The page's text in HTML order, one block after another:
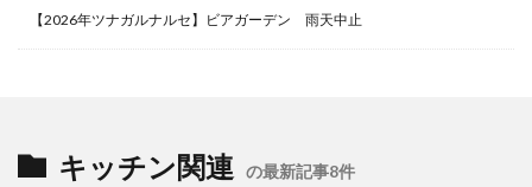
【2026年ツナガルナルセ】ビアガーデン 雨天中止
キッチン関連 の最新記事8件